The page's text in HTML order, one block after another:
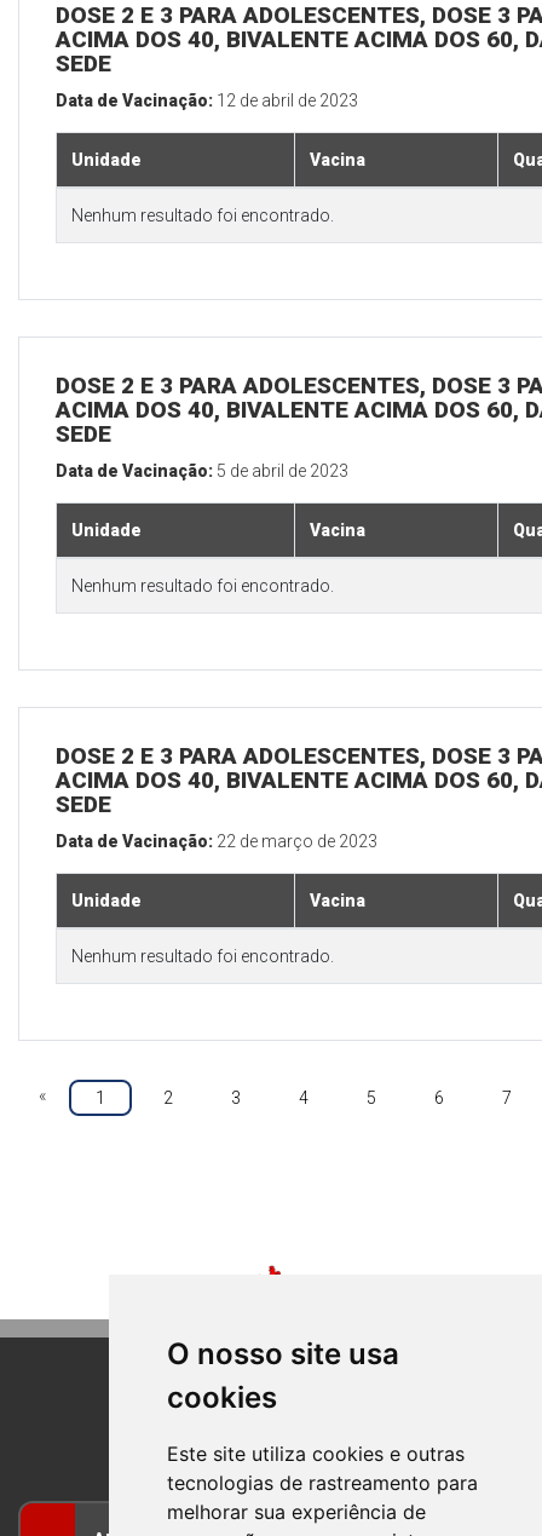
O nosso site usa
cookies
Este site utiliza cookies e outras
tecnologias de rastreamento para
melhorar sua experiência de
DOSE 2 E 3 PARA ADOLESCENTES, DOSE 3
ACIMA DOS 40, BIVALENTE ACIMA DOS 60,
SEDE
Data de Vacinação: 12 de abril de 2023
Unidade Vacina
Nenhum resultado foi encontrado.
DOSE 2 E 3 PARA ADOLESCENTES, DOSE 3
ACIMA DOS 40, BIVALENTE ACIMA DOS 60,
SEDE
Data de Vacinação: 5 de abril de 2023
Unidade Vacina
Nenhum resultado foi encontrado.
DOSE 2 E 3 PARA ADOLESCENTES, DOSE 3
ACIMA DOS 40, BIVALENTE ACIMA DOS 60,
SEDE
Data de Vacinação: 22 de março de 2023
Unidade Vacina
Nenhum resultado foi encontrado.
« 1 2 3 4 5 6 7
BOM PRINCIPIO
RIO GRANDE DO SUL